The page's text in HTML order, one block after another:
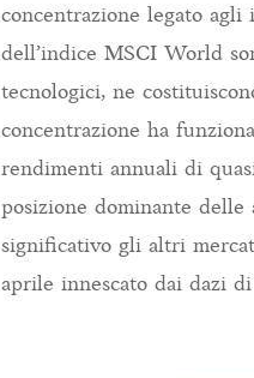
concentrazione legato
dell’indice MSCI World
tecnologici, ne
concentrazione ha
rendimenti annuali di
posizione dominante
significativo gli altri
aprile innescato dai dazi